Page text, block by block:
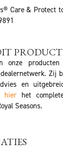
Care & Protect
PRODUCT
onze
Zij
en
hier het
Seasons.